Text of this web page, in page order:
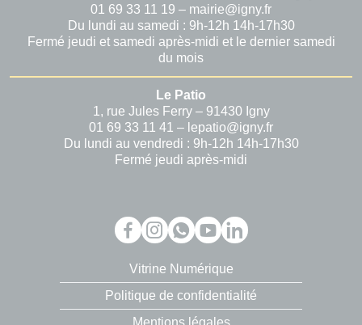
01 69 33 11 19 – mairie@igny.fr
Du lundi au samedi : 9h-12h 14h-17h30
Fermé jeudi et samedi après-midi et le dernier samedi
du mois
Le Patio
1, rue Jules Ferry – 91430 Igny
01 69 33 11 41 – lepatio@igny.fr
Du lundi au vendredi : 9h-12h 14h-17h30
Fermé jeudi après-midi
Vitrine Numérique
Politique de confidentialité
Mentions légales